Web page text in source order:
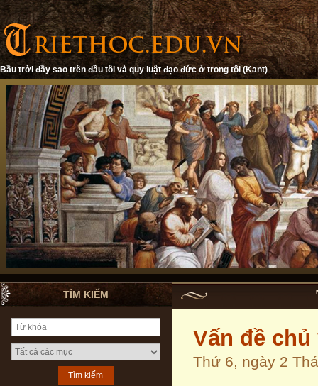
Bầu trời đầy sao trên đầu tôi và quy luật đạo đức ở trong tôi (Kant)
TÌM KIẾM
Vấn đề
Thứ 6, ngày 2